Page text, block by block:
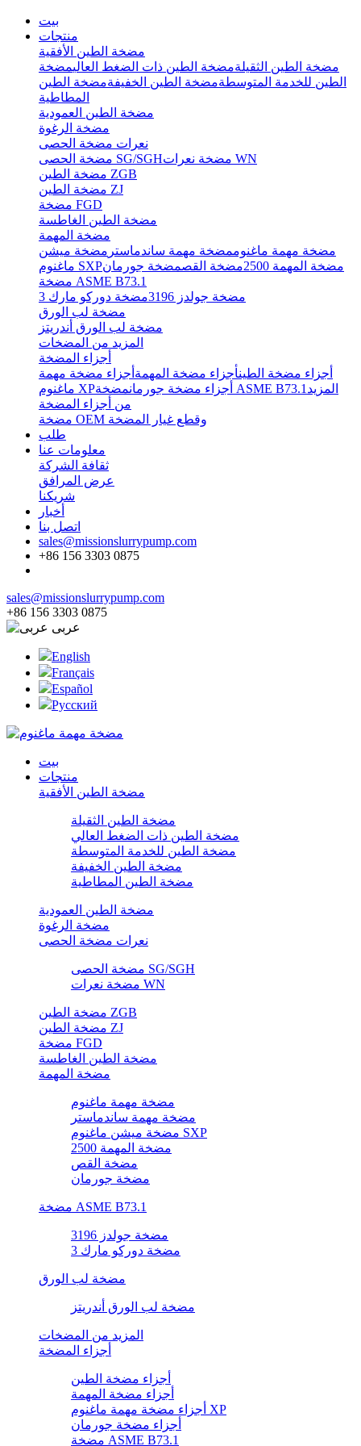
بيت
منتجات
مضخة الطين الأفقية
مضخة الطين الثقيلةمضخة الطين ذات الضغط العاليمضخة
الطين للخدمة المتوسطةمضخة الطين الخفيفةمضخة الطين
المطاطية
مضخة الطين العمودية
مضخة الرغوة
نعرات مضخة الحصى
مضخة الحصى SG/SGH
مضخة نعرات WN
مضخة الطين ZGB
مضخة الطين ZJ
مضخة FGD
مضخة الطين الغاطسة
مضخة المهمة
مضخة مهمة ماغنوممضخة مهمة ساندماستر مضخة ميشن
ماغنوم SXP
مضخة المهمة 2500 مضخة القصمضخة جورمان
مضخة ASME B73.1
مضخة جولدز 3196
مضخة دوركو مارك 3
مضخة لب الورق
مضخة لب الورق أندريتز
المزيد من المضخات
أجزاء المضخة
أجزاء مضخة الطينأجزاء مضخة المهمة أجزاء مضخة مهمة
ماغنوم XP
أجزاء مضخة جورمان مضخة ASME B73.1 المزيد
من أجزاء المضخة
مضخة OEM وقطع غيار المضخة
طلب
معلومات عنا
ثقافة الشركة
عرض المرافق
شريكنا
أخبار
اتصل بنا
sales@missionslurrypump.com
+86 156 3303 0875
sales@missionslurrypump.com
+86 156 3303 0875
عربى
English
Français
Español
Pусский
بيت
منتجات
مضخة الطين الأفقية
مضخة الطين الثقيلة
مضخة الطين ذات الضغط العالي
مضخة الطين للخدمة المتوسطة
مضخة الطين الخفيفة
مضخة الطين المطاطية
مضخة الطين العمودية
مضخة الرغوة
نعرات مضخة الحصى
مضخة الحصى SG/SGH
مضخة نعرات WN
مضخة الطين ZGB
مضخة الطين ZJ
مضخة FGD
مضخة الطين الغاطسة
مضخة المهمة
مضخة مهمة ماغنوم
مضخة مهمة ساندماستر
مضخة ميشن ماغنوم SXP
مضخة المهمة 2500
مضخة القص
مضخة جورمان
مضخة ASME B73.1
مضخة جولدز 3196
مضخة دوركو مارك 3
مضخة لب الورق
مضخة لب الورق أندريتز
المزيد من المضخات
أجزاء المضخة
أجزاء مضخة الطين
أجزاء مضخة المهمة
أجزاء مضخة مهمة ماغنوم XP
أجزاء مضخة جورمان
مضخة ASME B73.1